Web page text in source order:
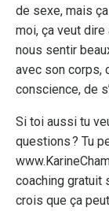
de sexe, mais
moi, ça veut dire
nous sentir
avec son corps,
conscience, de
Si toi aussi tu
questions ? Tu
coaching gratuit
crois que ça